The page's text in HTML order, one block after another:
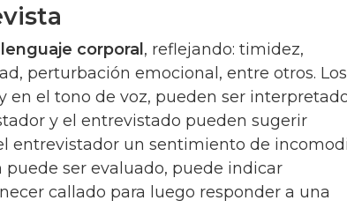
corporal , reflejando: timidez,
perturbación emocional, entre otros. Los
el tono de voz, pueden ser
y el entrevistado pueden sugerir
entrevistador un sentimiento de
ser evaluado, puede indicar
callado para luego responder a una